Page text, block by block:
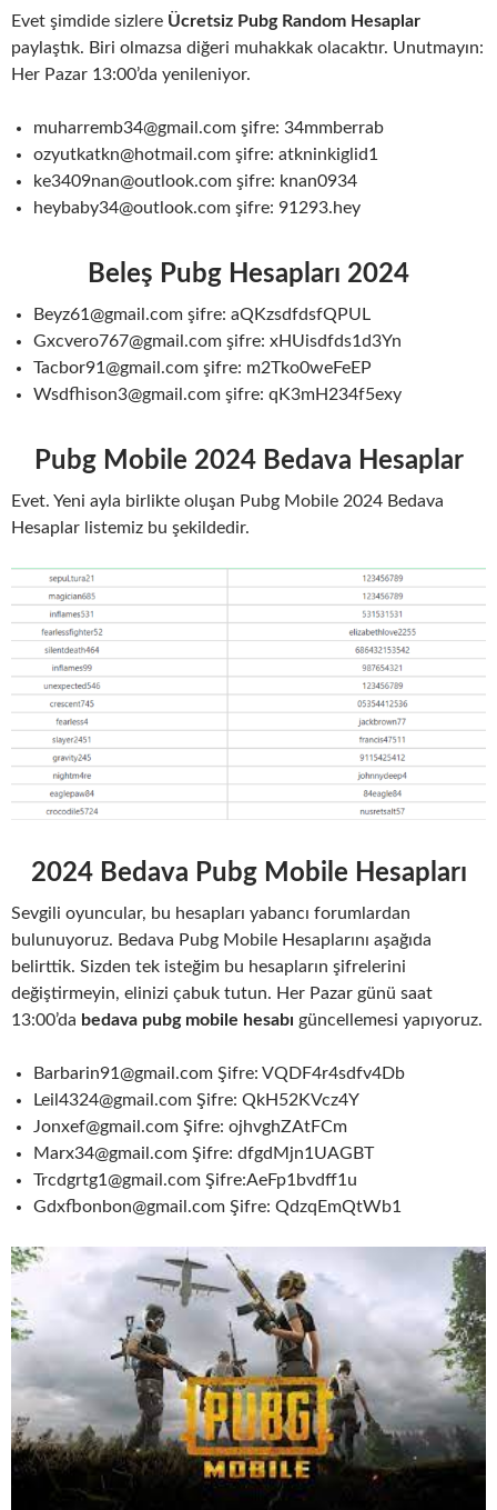
Evet şimdide sizlere Ücretsiz Pubg Random Hesaplar
paylaştık. Biri olmazsa diğeri muhakkak olacaktır. Unutmayın:
Her Pazar 13:00’da yenileniyor.
muharremb34@gmail.com şifre: 34mmberrab
ozyutkatkn@hotmail.com şifre: atkninkiglid1
ke3409nan@outlook.com şifre: knan0934
heybaby34@outlook.com şifre: 91293.hey
Beleş Pubg Hesapları 2024
Beyz61@gmail.com şifre: aQKzsdfdsfQPUL
Gxcvero767@gmail.com şifre: xHUisdfds1d3Yn
Tacbor91@gmail.com şifre: m2Tko0weFeEP
Wsdfhison3@gmail.com şifre: qK3mH234f5exy
Pubg Mobile 2024 Bedava Hesaplar
Evet. Yeni ayla birlikte oluşan Pubg Mobile 2024 Bedava
Hesaplar listemiz bu şekildedir.
2024 Bedava Pubg Mobile Hesapları
Sevgili oyuncular, bu hesapları yabancı forumlardan
bulunuyoruz. Bedava Pubg Mobile Hesaplarını aşağıda
belirttik. Sizden tek isteğim bu hesapların şifrelerini
değiştirmeyin, elinizi çabuk tutun. Her Pazar günü saat
13:00’da bedava pubg mobile hesabı güncellemesi yapıyoruz.
Barbarin91@gmail.com Şifre: VQDF4r4sdfv4Db
Leil4324@gmail.com Şifre: QkH52KVcz4Y
Jonxef@gmail.com Şifre: ojhvghZAtFCm
Marx34@gmail.com Şifre: dfgdMjn1UAGBT
Trcdgrtg1@gmail.com Şifre:AeFp1bvdff1u
Gdxfbonbon@gmail.com Şifre: QdzqEmQtWb1